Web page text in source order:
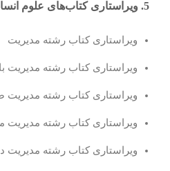
5. ویراستاری کتاب‌های علوم انسانی
ویراستاری کتاب رشته مدیریت
ویراستاری کتاب رشته مدیریت
ویراستاری کتاب رشته مدیریت
ویراستاری کتاب رشته مدیریت
ویراستاری کتاب رشته مدیریت